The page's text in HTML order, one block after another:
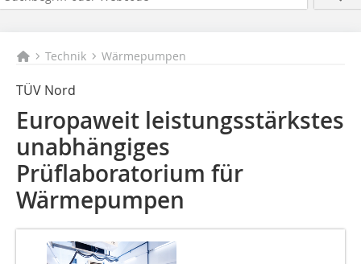
Technik Wärmepumpen
TÜV Nord
Europaweit leistungsstärkstes
unabhängiges
Prüflaboratorium für
Wärmepumpen